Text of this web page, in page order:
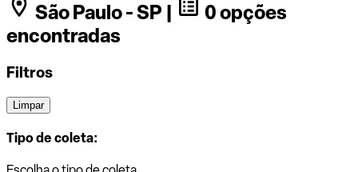
São Paulo - SP |
0 opções
encontradas
Filtros
Limpar
Tipo de coleta: